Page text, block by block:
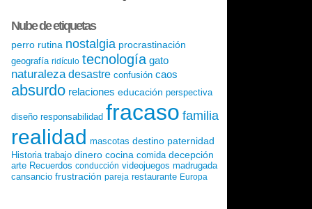
Nube de etiquetas
perro rutina nostalgia procrastinación
geografía ridículo tecnología gato
naturaleza desastre confusión caos
absurdo relaciones educación perspectiva
diseño responsabilidad fracaso familia
realidad mascotas destino paternidad
Historia trabajo dinero cocina comida decepción
arte Recuerdos conducción videojuegos madrugada
cansancio frustración pareja restaurante Europa